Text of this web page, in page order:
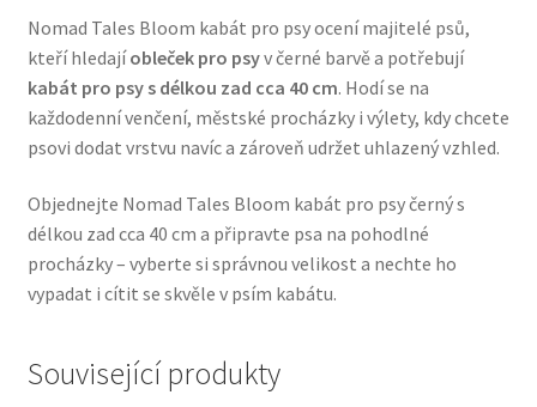
Vodítka a obojky
Wolf of Wilderness
Nomad Tales Bloom kabát pro psy ocení majitelé psů,
kteří hledajíobleček pro psyv černé barvě a potřebují
kabát pro psy s délkou zad cca 40 cm. Hodí se na
každodenní venčení, městské procházky i výlety, kdy chcete
psovi dodat vrstvu navíc a zároveň udržet uhlazený vzhled.
Objednejte Nomad Tales Bloom kabát pro psy černý s
délkou zad cca 40 cm a připravte psa na pohodlné
procházky – vyberte si správnou velikost a nechte ho
vypadat i cítit se skvěle v psím kabátu.
Související produkty